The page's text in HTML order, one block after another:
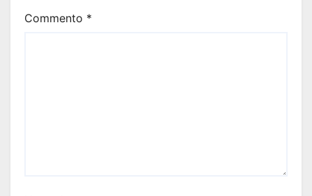
Commento *